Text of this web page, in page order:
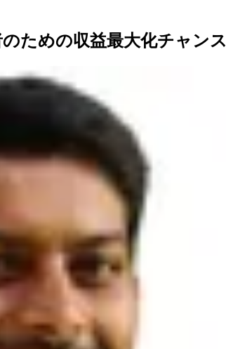
ための収益最大化チャンス